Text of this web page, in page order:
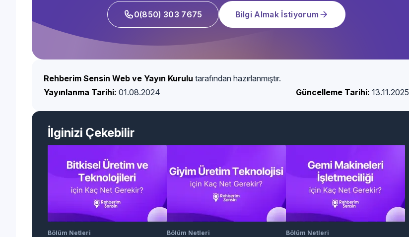
0(850) 303 7675 Bilgi Almak İstiyorum
Rehberim Sensin Web ve Yayın Kurulu tarafından hazırlanmıştır.
Yayınlanma Tarihi: 01.08.2024 Güncelleme Tarihi: 13.11.2025
İlginizi Çekebilir
Bölüm Netleri Bölüm Netleri Bölüm Netleri